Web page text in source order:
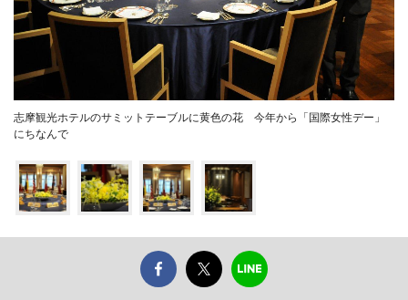
志摩観光ホテルのサミットテーブルに黄色の花 今年から「国際女性デー」
にちなんで